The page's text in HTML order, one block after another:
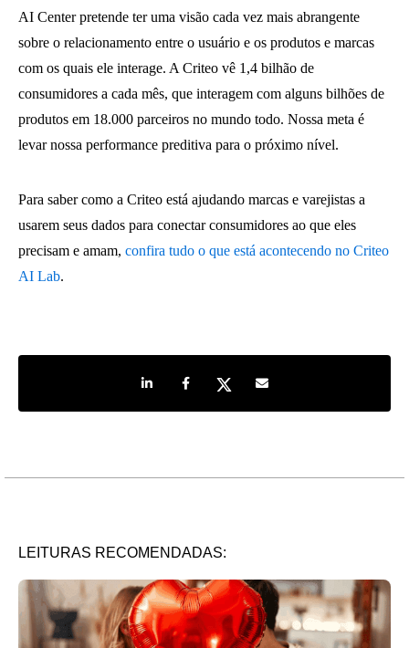
AI Center pretende ter uma visão cada vez mais abrangente
sobre o relacionamento entre o usuário e os produtos e marcas
com os quais ele interage. A Criteo vê 1,4 bilhão de
consumidores a cada mês, que interagem com alguns bilhões de
produtos em 18.000 parceiros no mundo todo. Nossa meta é
levar nossa performance preditiva para o próximo nível.
Para saber como a Criteo está ajudando marcas e varejistas a
usarem seus dados para conectar consumidores ao que eles
precisam e amam, confira tudo o que está acontecendo no Criteo
AI Lab.
Share on LinkedIn
Share on Facebook
Share on TwitterShare by e-mail
LEITURAS RECOMENDADAS: